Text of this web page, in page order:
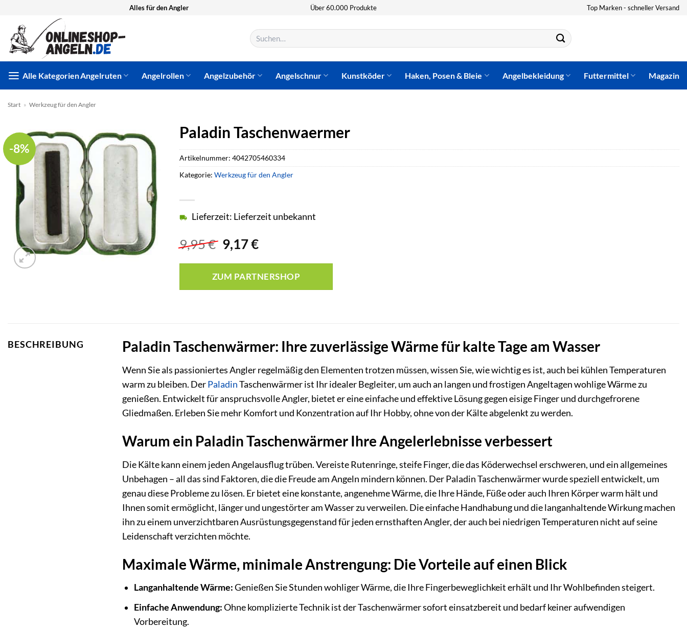
springen
Alles für den Angler Über 60.000 Produkte Top Marken - schneller Versand
Suchen
nach:
Alle KategorienAngelruten Angelrollen Angelzubehör Angelschnur Kunstköder Haken, Posen & Bleie Angelbekleidung Futtermittel Magazin
Start » Werkzeug für den Angler
-8%
Paladin Taschenwaermer
9,95€ Ursprünglicher
Preis
war:
9,95 €
9,17€Aktueller
ist:
9,17 €.
Lieferzeit: Lieferzeit unbekannt
ZUM PARTNERSHOP
Artikelnummer: 4042705460334
Kategorie: Werkzeug für den Angler
BESCHREIBUNG Paladin Taschenwärmer: Ihre zuverlässige Wärme für kalte Tage am Wasser
Wenn Sie als passioniertes Angler regelmäßig den Elementen trotzen müssen, wissen Sie, wie wichtig es ist, auch bei kühlen Temperaturen
warm zu bleiben. DerPaladinTaschenwärmer ist Ihr idealer Begleiter, um auch an langen und frostigen Angeltagen wohlige Wärme zu
genießen. Entwickelt für anspruchsvolle Angler, bietet er eine einfache und effektive Lösung gegen eisige Finger und durchgefrorene
Gliedmaßen. Erleben Sie mehr Komfort und Konzentration auf Ihr Hobby, ohne von der Kälte abgelenkt zu werden.
Warum ein Paladin Taschenwärmer Ihre Angelerlebnisse verbessert
Die Kälte kann einem jeden Angelausflug trüben. Vereiste Rutenringe, steife Finger, die das Köderwechsel erschweren, und ein allgemeines
Unbehagen – all das sind Faktoren, die die Freude am Angeln mindern können. Der Paladin Taschenwärmer wurde speziell entwickelt, um
genau diese Probleme zu lösen. Er bietet eine konstante, angenehme Wärme, die Ihre Hände, Füße oder auch Ihren Körper warm hält und
Ihnen somit ermöglicht, länger und ungestörter am Wasser zu verweilen. Die einfache Handhabung und die langanhaltende Wirkung machen
ihn zu einem unverzichtbaren Ausrüstungsgegenstand für jeden ernsthaften Angler, der auch bei niedrigen Temperaturen nicht auf seine
Leidenschaft verzichten möchte.
Maximale Wärme, minimale Anstrengung: Die Vorteile auf einen Blick
Langanhaltende Wärme:Genießen Sie Stunden wohliger Wärme, die Ihre Fingerbeweglichkeit erhält und Ihr Wohlbefinden steigert.
Einfache Anwendung:Ohne komplizierte Technik ist der Taschenwärmer sofort einsatzbereit und bedarf keiner aufwendigen
Vorbereitung.